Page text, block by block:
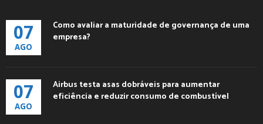
07
AGO
Como avaliar a maturidade de governança de uma
empresa?
07
AGO
Airbus testa asas dobráveis para aumentar
eficiência e reduzir consumo de combustível